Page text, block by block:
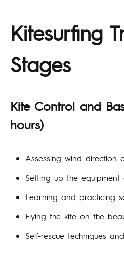
Kitesurfing
Stages
Kite Control and
hours)
Assessing wind direction
Setting up the equipment
Learning and practicing
Flying the kite on the
Self-rescue techniques